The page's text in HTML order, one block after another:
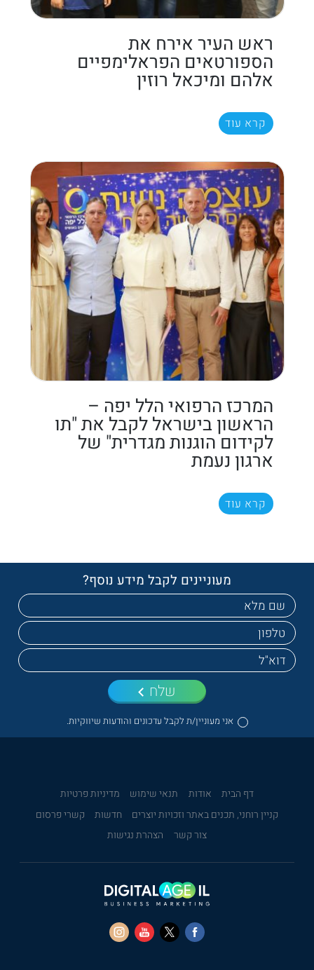
ראש העיר אירח את
הספורטאים הפראלימפיים
אלהם ומיכאל רוזין
קרא עוד
המרכז הרפואי הלל יפה –
הראשון בישראל לקבל את "תו
לקידום הוגנות מגדרית" של
ארגון נעמת
קרא עוד
מעוניינים לקבל מידע נוסף?
אני מעוניין/ת לקבל עדכונים והודעות שיווקיות.
שלח
דף הבית אודות תנאי שימוש
מדיניות פרטיות
קניין רוחני, תכנים באתר וזכויות יוצרים
חדשות
קשרי פרסום
צור קשר
הצהרת נגישות